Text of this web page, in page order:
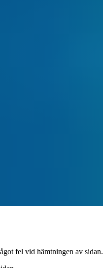
fel vid hämtningen av sidan.